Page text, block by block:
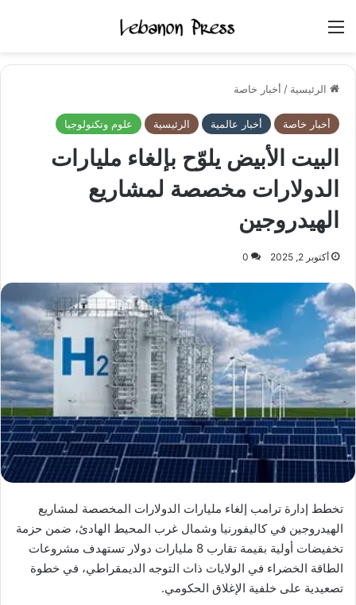
الرئيسية / أخبار خاصة
أخبار خاصة أخبار عالمية الرئيسية علوم وتكنولوجيا
البيت الأبيض يلوّح بإلغاء مليارات
الدولارات مخصصة لمشاريع
الهيدروجين
أكتوبر 2, 2025 0
تخطط إدارة ترامب إلغاء مليارات الدولارات المخصصة لمشاريع
الهيدروجين في كاليفورنيا وشمال غرب المحيط الهادئ، ضمن حزمة
تخفيضات أولية بقيمة تقارب 8 مليارات دولار تستهدف مشروعات
الطاقة الخضراء في الولايات ذات التوجه الديمقراطي، في خطوة
تصعيدية على خلفية الإغلاق الحكومي.